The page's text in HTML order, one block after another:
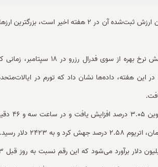
به گزارش ملت ما، با رسیدن بیت‌کوین به 60هزار دلار که بالاترین ارزش ثبت‌شده آن
این مورد در حالی صورت گرفت که سرمایه‌گذاران امیدوارند
این هفته، داده‌ها نشان داد که تورم در
بیزنس نوشت، پس